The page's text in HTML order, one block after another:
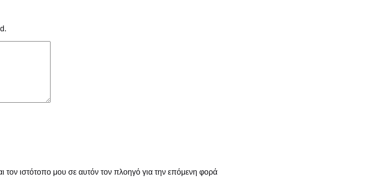
ιστότοπο μου σε αυτόν τον πλοηγό για την επόμενη φορά